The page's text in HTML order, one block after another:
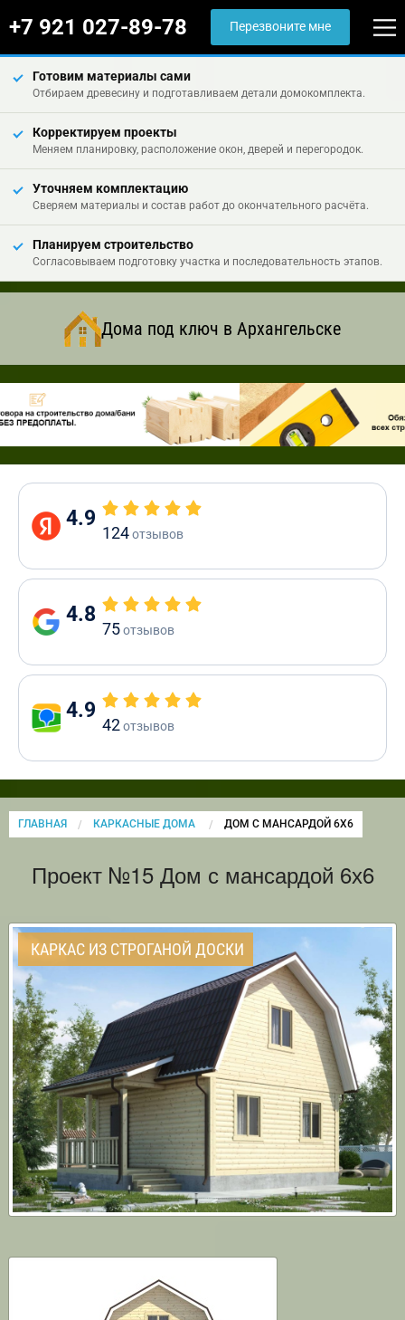
+7 921 027-89-78 Перезвоните мне
Готовим материалы сами
Отбираем древесину и подготавливаем детали домокомплекта.
Корректируем проекты
Меняем планировку, расположение окон, дверей и перегородок.
Уточняем комплектацию
Сверяем материалы и состав работ до окончательного расчёта.
Планируем строительство
Согласовываем подготовку участка и последовательность этапов.
Дома под ключ в Архангельске
4.9
124отзывов
4.8
75отзывов
4.9
42отзывов
ГЛАВНАЯ КАРКАСНЫЕ ДОМА CURRENT:
ДОМ С МАНСАРДОЙ 6Х6
Проект №15 Дом с мансардой 6х6
КАРКАС ИЗ СТРОГАНОЙ ДОСКИ